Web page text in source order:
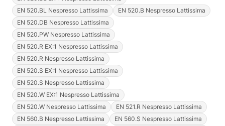
EN 520.BL Nespresso Lattissima
EN 520.B Nespresso Lattissima
EN 520.DB Nespresso Lattissima
EN 520.PW Nespresso Lattissima
EN 520.R EX:1 Nespresso Lattissima
EN 520.R Nespresso Lattissima
EN 520.S EX:1 Nespresso Lattissima
EN 520.S Nespresso Lattissima
EN 520.W EX:1 Nespresso Lattissima
EN 520.W Nespresso Lattissima
EN 521.R Nespresso Lattissima
EN 560.B Nespresso Lattissima
EN 560.S Nespresso Lattissima